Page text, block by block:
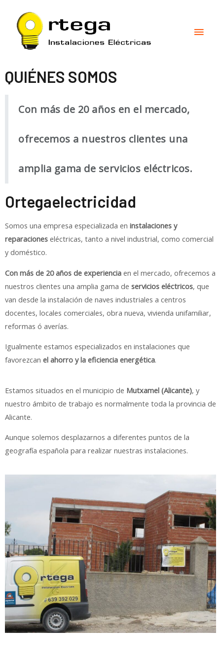
QUIÉNES SOMOS
Con más de 20 años en el mercado,
ofrecemos a nuestros clientes una
amplia gama de servicios eléctricos.
Ortegaelectricidad
Somos una empresa especializada en instalaciones y
reparaciones eléctricas, tanto a nivel industrial, como comercial
y doméstico.
Con más de 20 años de experiencia en el mercado, ofrecemos a
nuestros clientes una amplia gama de servicios eléctricos, que
van desde la instalación de naves industriales a centros
docentes, locales comerciales, obra nueva, vivienda unifamiliar,
reformas ó averías.
Igualmente estamos especializados en instalaciones que
favorezcan el ahorro y la eficiencia energética.
Estamos situados en el municipio de Mutxamel (Alicante), y
nuestro ámbito de trabajo es normalmente toda la provincia de
Alicante.
Aunque solemos desplazarnos a diferentes puntos de la
geografía española para realizar nuestras instalaciones.